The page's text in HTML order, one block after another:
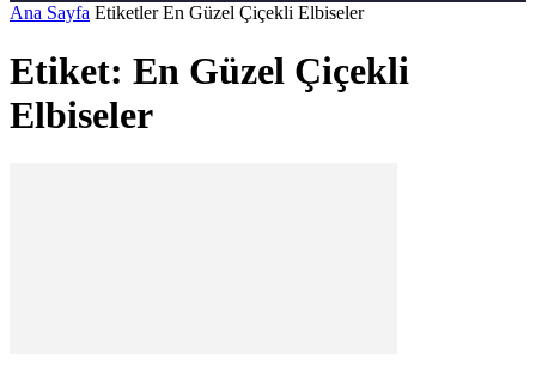
Ana Sayfa Etiketler En Güzel Çiçekli Elbiseler
Etiket: En Güzel Çiçekli
Elbiseler